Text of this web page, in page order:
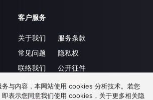
客户服务
关于我们
常见问题
联络我们
升级VIP
服务条款
隐私权
公开征件
合作洽談
务与内容，本网站使用 cookies 分析技术。若您
表示您同意我们使用 cookies，关于更多相关隐